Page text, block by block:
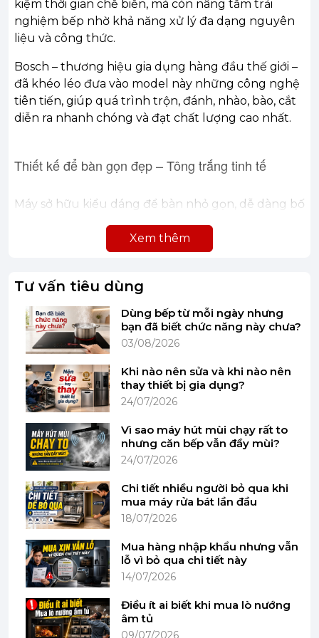
kiệm thời gian chế biến, mà còn nâng tầm trải
nghiệm bếp nhờ khả năng xử lý đa dạng nguyên
liệu và công thức.
Bosch – thương hiệu gia dụng hàng đầu thế giới –
đã khéo léo đưa vào model này những công nghệ
tiên tiến, giúp quá trình trộn, đánh, nhào, bào, cắt
diễn ra nhanh chóng và đạt chất lượng cao nhất.
Thiết kế để bàn gọn đẹp – Tông trắng tinh tế
Máy sở hữu kiểu dáng để bàn nhỏ gọn, dễ dàng bố
đến phong cách cổ điển ấm cúng. Tông màu
trắng tinh khôi không chỉ mang lại vẻ sang trọng
giản, giúp dễ dàng vệ sinh và bảo quản. Bề mặt
máy được xử lý tỉ mỉ, chống bám bẩn, phù hợp với
nhu cầu sử dụng hằng ngày mà vẫn giữ được độ
mới lâu dài.
Công nghệ trộn 3D PlanetaryMixing – Đều và
Xem thêm
Tư vấn tiêu dùng
Dùng bếp từ mỗi ngày nhưng
bạn đã biết chức năng này chưa?
03/08/2026
Khi nào nên sửa và khi nào nên
thay thiết bị gia dụng?
24/07/2026
Vì sao máy hút mùi chạy rất to
nhưng căn bếp vẫn đầy mùi?
24/07/2026
Chi tiết nhiều người bỏ qua khi
mua máy rửa bát lần đầu
18/07/2026
Mua hàng nhập khẩu nhưng vẫn
lỗ vì bỏ qua chi tiết này
14/07/2026
Điều ít ai biết khi mua lò nướng
âm tủ
09/07/2026